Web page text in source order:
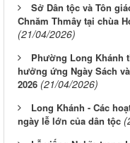
Sở Dân tộc và Tôn
Chnăm Thmây tại chùa
(21/04/2026)
Phường Long Khánh
hưởng ứng Ngày Sách
2026 (21/04/2026)
Long Khánh - Các
ngày lễ lớn của dân tộc